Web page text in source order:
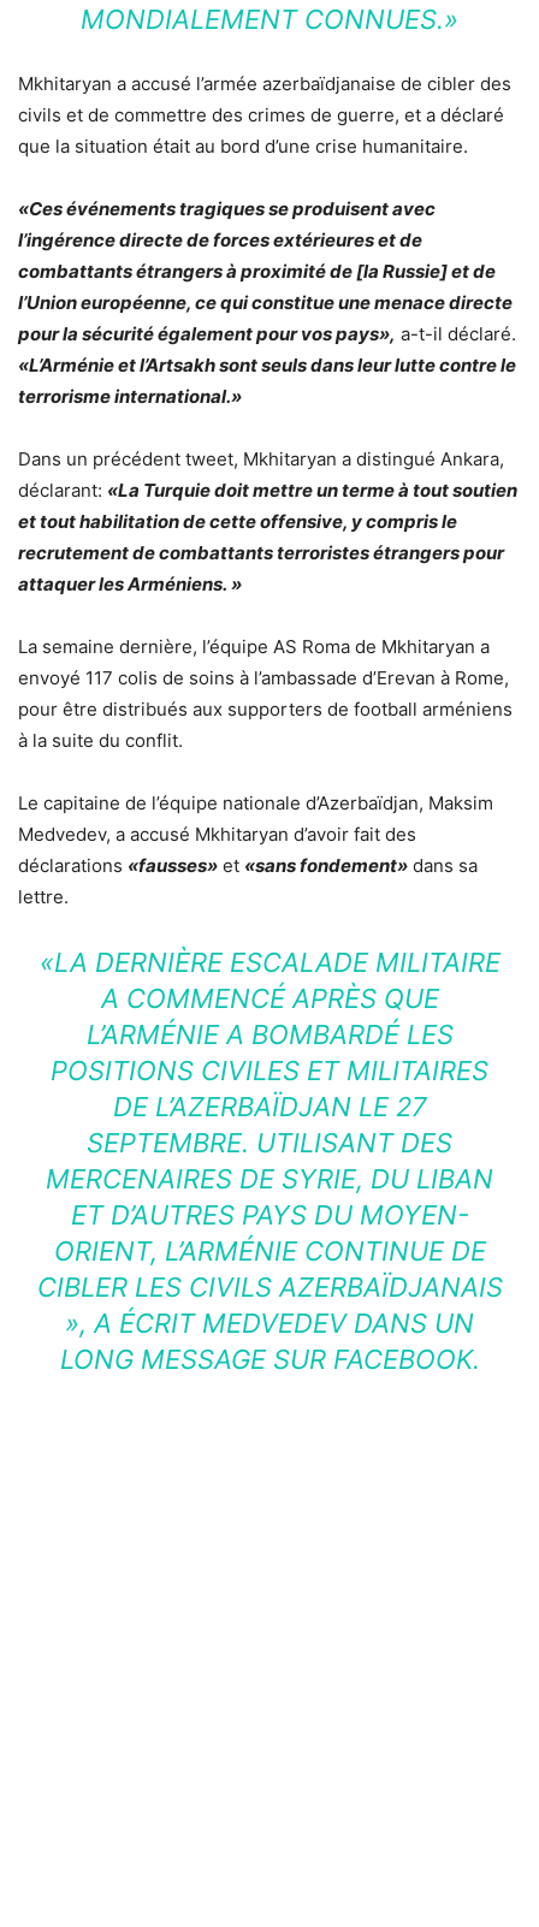
MONDIALEMENT CONNUES.»
Mkhitaryan a accusé l’armée azerbaïdjanaise de cibler des
civils et de commettre des crimes de guerre, et a déclaré
que la situation était au bord d’une crise humanitaire.
«Ces événements tragiques se produisent avec
l’ingérence directe de forces extérieures et de
combattants étrangers à proximité de [la Russie] et de
l’Union européenne, ce qui constitue une menace directe
pour la sécurité également pour vos pays», a-t-il déclaré.
«L’Arménie et l’Artsakh sont seuls dans leur lutte contre le
terrorisme international.»
Dans un précédent tweet, Mkhitaryan a distingué Ankara,
déclarant: «La Turquie doit mettre un terme à tout soutien
et tout habilitation de cette offensive, y compris le
recrutement de combattants terroristes étrangers pour
attaquer les Arméniens. »
La semaine dernière, l’équipe AS Roma de Mkhitaryan a
envoyé 117 colis de soins à l’ambassade d’Erevan à Rome,
pour être distribués aux supporters de football arméniens
à la suite du conflit.
Le capitaine de l’équipe nationale d’Azerbaïdjan, Maksim
Medvedev, a accusé Mkhitaryan d’avoir fait des
déclarations «fausses» et «sans fondement» dans sa
lettre.
«LA DERNIÈRE ESCALADE MILITAIRE
A COMMENCÉ APRÈS QUE
L’ARMÉNIE A BOMBARDÉ LES
POSITIONS CIVILES ET MILITAIRES
DE L’AZERBAÏDJAN LE 27
SEPTEMBRE. UTILISANT DES
MERCENAIRES DE SYRIE, DU LIBAN
ET D’AUTRES PAYS DU MOYEN-
ORIENT, L’ARMÉNIE CONTINUE DE
CIBLER LES CIVILS AZERBAÏDJANAIS
», A ÉCRIT MEDVEDEV DANS UN
LONG MESSAGE SUR FACEBOOK.